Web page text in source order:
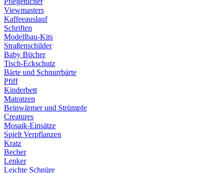
Viewmasters
Kaffeeauslauf
Schriften
Modellbau-Kits
Straßenschilder
Baby Bücher
Tisch-Eckschutz
Bärte und Schnurrbärte
Pfiff
Kinderbett
Matratzen
Beinwärmer und Strümpfe
Creatures
Mosaik-Einsätze
Spielt Verpflanzen
Kratz
Becher
Lenker
Leichte Schnüre